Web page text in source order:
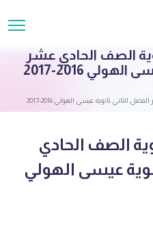
الصف الحادي عشر
2016-2017
الثاني ثانوية عيسى الهولي 2016-2017
الصف الحادي
عيسى الهولي